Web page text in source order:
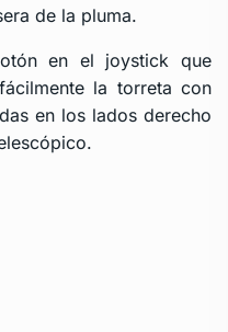
de la pluma.
en el joystick que
la torreta con
en los lados derecho